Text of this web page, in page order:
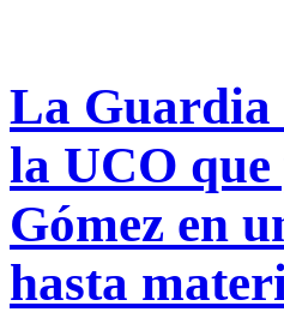
La Guardia
la UCO
Gómez en
hasta